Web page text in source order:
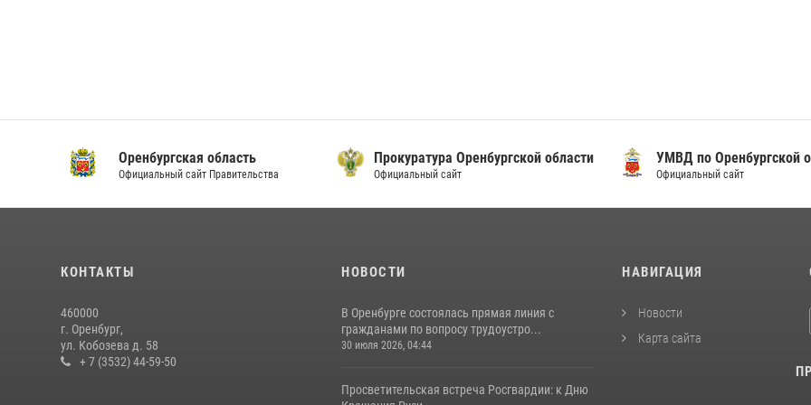
Оренбургская область
Официальный сайт Правительства
Прокуратура Оренбургской области
Официальный сайт
УМВД по Оренбургской
Официальный сайт
КОНТАКТЫ
460000
г. Оренбург,
ул. Кобозева д. 58
+ 7 (3532) 44-59-50
НОВОСТИ
В Оренбурге состоялась прямая линия с
гражданами по вопросу трудоустро...
30 июля 2026, 04:44
Просветительская встреча Росгвардии: к Дню
НАВИГАЦИЯ
Новости
Карта сайта